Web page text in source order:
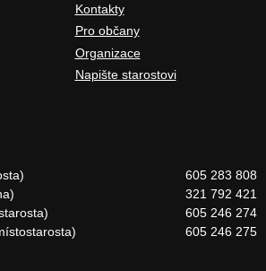
Kontakty
Pro občany
Organizace
Napište starostovi
605 283 808
321 792 421
605 246 274
605 246 275